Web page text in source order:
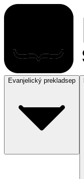
Evanjelický prekladsep